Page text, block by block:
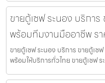
ขายตู้เซฟ ระนอง บริกา
พร้อมทีมงานมืออาชีพ ร
ขายตู้เซฟ ระนอง บริการ ขายตู้เ
พร้อมให้บริการทั่วไทย ขายตู้เซฟ ร